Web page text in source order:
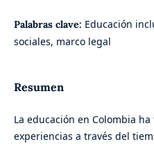
Palabras clave: Educación
sociales, marco legal
Resumen
La educación en Colombia
experiencias a través del